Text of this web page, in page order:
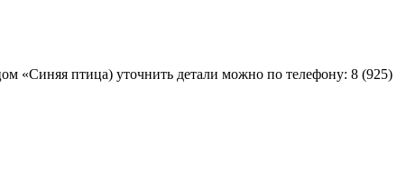
«Синяя птица) уточнить детали можно по телефону: 8 (925)